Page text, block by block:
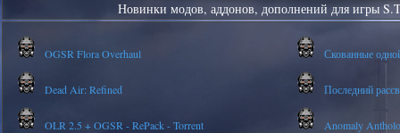
Новинки модов, аддонов, дополнений для игры
OGSR Flora Overhaul Скованные
Dead Air: Refined Последний
OLR 2.5 + OGSR - RePack - Torrent Anomaly